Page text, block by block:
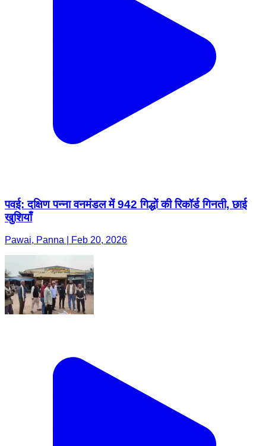
पवई: दक्षिण पन्ना वनमंडल में 942 गिद्धों की रिकॉर्ड गिनती, छाई
खुशियाँ
Pawai, Panna | Feb 20, 2026